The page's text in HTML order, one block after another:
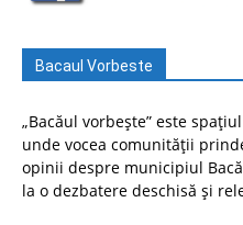
Bacaul Vorbeste
„Bacăul vorbește” este
unde vocea comunității
opinii despre municipiul
la o dezbatere deschisă și